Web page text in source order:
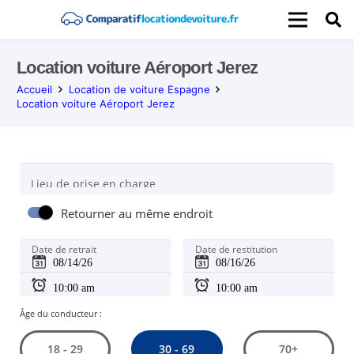
Location voiture Aéroport Jerez
Accueil
Location de voiture Espagne
Location voiture Aéroport Jerez
Lieu de prise en charge
Retourner au même endroit
Date de retrait Date de restitution
Âge du conducteur :
18 - 29 30 - 69 70+